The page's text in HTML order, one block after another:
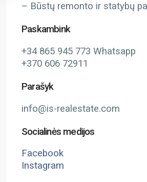
– Būstų remonto ir statybų
Paskambink
+34 865 945 773 Whatsapp
+370 606 72911
Parašyk
info@is-realestate.com
Socialinės medijos
Facebook
Instagram